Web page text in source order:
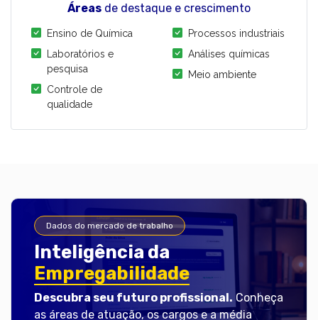
Áreas de destaque e crescimento
Ensino de Química
Laboratórios e
pesquisa
Controle de
qualidade
Processos industriais
Análises químicas
Meio ambiente
Dados do mercado de trabalho
Inteligência da
Empregabilidade
Descubra seu futuro profissional. Conheça
as áreas de atuação, os cargos e a média